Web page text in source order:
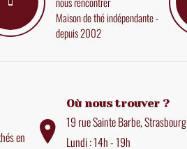
Maison de thé indépendante -
depuis 2002
en
Où nous trouver ?
19 rue Sainte Barbe, Strasbourg
Lundi : 14h - 19h